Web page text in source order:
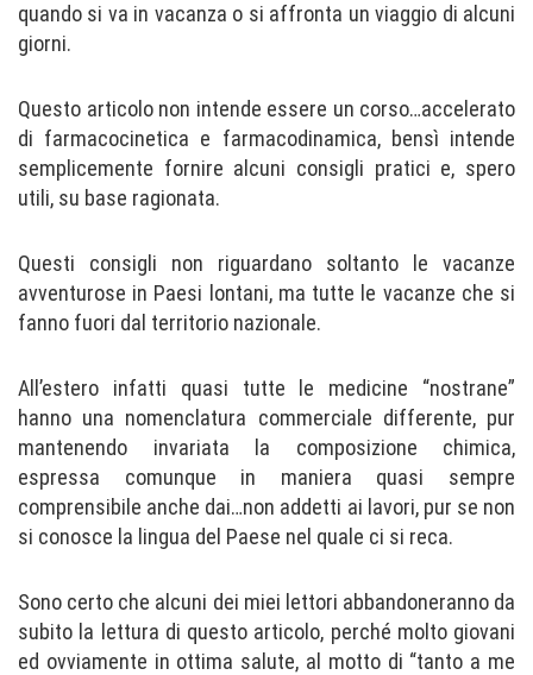
quando si va in vacanza o si affronta un viaggio di alcuni
giorni.
Questo articolo non intende essere un corso…accelerato
di farmacocinetica e farmacodinamica, bensì intende
semplicemente fornire alcuni consigli pratici e, spero
utili, su base ragionata.
Questi consigli non riguardano soltanto le vacanze
avventurose in Paesi lontani, ma tutte le vacanze che si
fanno fuori dal territorio nazionale.
All’estero infatti quasi tutte le medicine “nostrane”
hanno una nomenclatura commerciale differente, pur
mantenendo invariata la composizione chimica,
espressa comunque in maniera quasi sempre
comprensibile anche dai…non addetti ai lavori, pur se non
si conosce la lingua del Paese nel quale ci si reca.
Sono certo che alcuni dei miei lettori abbandoneranno da
subito la lettura di questo articolo, perché molto giovani
ed ovviamente in ottima salute, al motto di “tanto a me